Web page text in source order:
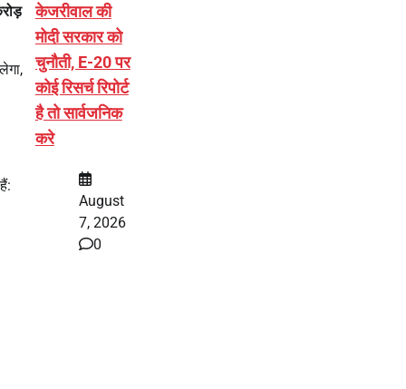
केजरीवाल की
मोदी सरकार को
चुनौती, E-20 पर
कोई रिसर्च रिपोर्ट
है तो सार्वजनिक
करे
August
7, 2026
0